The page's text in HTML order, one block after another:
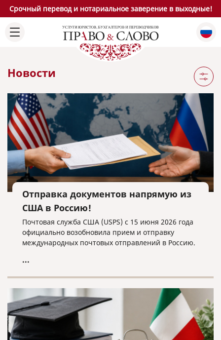
Срочный перевод и нотариальное заверение в выходные!
Новости
Отправка документов напрямую из
США в Россию!
Почтовая служба США (USPS) с 15 июня 2026 года
официально возобновила прием и отправку
международных почтовых отправлений в Россию.
...